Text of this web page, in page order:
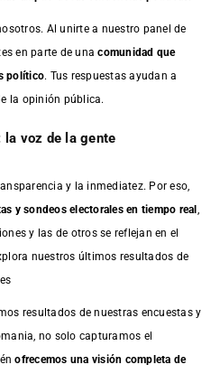
Al unirte a nuestro panel de
en parte de unacomunidad que
político. Tus respuestas ayudan a
la opinión pública.
la voz de la gente
y la inmediatez. Por eso,
y sondeos electorales en tiempo real
y las de otros se reflejan en el
nuestros últimos resultados de
resultados de nuestras encuestasy
no solo capturamos el
ofrecemos una visión completa de